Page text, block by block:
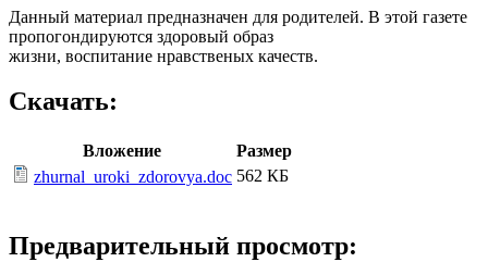
Данный материал предназначен для родителей. В этой газете
пропогондируются здоровый образ
жизни, воспитание нравственых качеств.
Скачать:
Вложение
Размер
zhurnal_uroki_zdorovya.doc 562 КБ
Предварительный просмотр: